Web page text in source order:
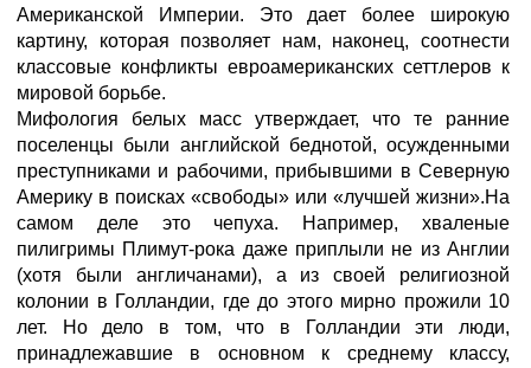
Американской Империи. Это дает более широкую
картину, которая позволяет нам, наконец, соотнести
классовые конфликты евроамериканских сеттлеров к
мировой борьбе.
Мифология белых масс утверждает, что те ранние
поселенцы были английской беднотой, осужденными
преступниками и рабочими, прибывшими в Северную
Америку в поисках «свободы» или «лучшей жизни».На
самом деле это чепуха. Например, хваленые
пилигримы Плимут-рока даже приплыли не из Англии
(хотя были англичанами), а из своей религиозной
колонии в Голландии, где до этого мирно прожили 10
лет. Но дело в том, что в Голландии эти люди,
принадлежавшие в основном к среднему классу,